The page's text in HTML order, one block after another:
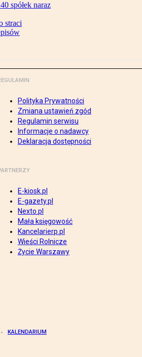
spółek naraz
straci
Polityka Prywatności
Zmiana ustawień zgód
Regulamin serwisu
Informacje o nadawcy
Deklaracja dostępności
E-kiosk.pl
E-gazety.pl
Nexto.pl
Mała księgowość
Kancelarierp.pl
Wieści Rolnicze
Życie Warszawy
KALENDARIUM